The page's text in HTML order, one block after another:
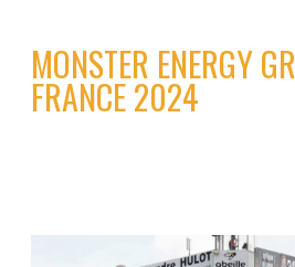
MONSTER ENERGY
FRANCE 2024